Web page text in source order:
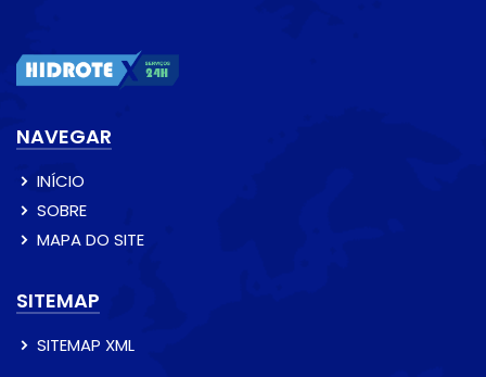
NAVEGAR
INÍCIO
SOBRE
MAPA DO SITE
SITEMAP
SITEMAP XML